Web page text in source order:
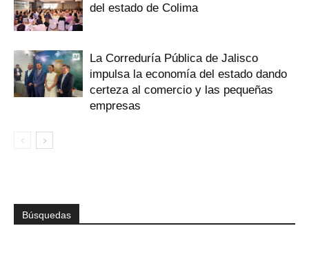
del estado de Colima
La Correduría Pública de Jalisco
impulsa la economía del estado dando
certeza al comercio y las pequeñas
empresas
Búsquedas